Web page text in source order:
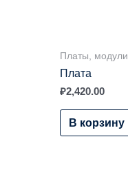
Платы, модули
Плата
₽2,420.00
В корзину